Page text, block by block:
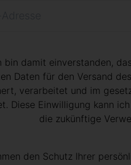
bin damit einverstanden,
Daten für den Versand
verarbeitet und im
Diese Einwilligung kann
die zukünftige
den Schutz Ihrer